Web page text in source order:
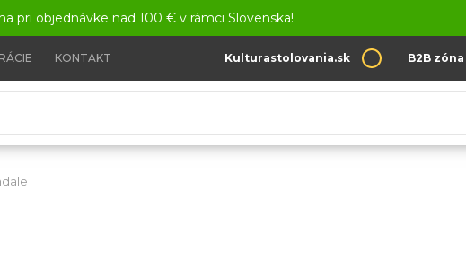
pri objednávke nad 100 € v rámci Slovenska!
KONTAKT Kulturastolovania.sk B2B zóna